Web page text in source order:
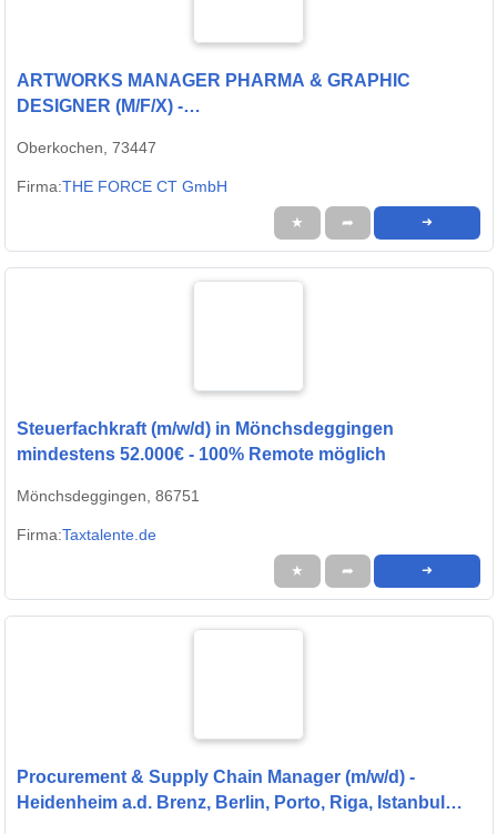
ARTWORKS MANAGER PHARMA & GRAPHIC
DESIGNER (M/F/X) -
Oberkochen, 73447
Firma:THE FORCE CT GmbH
★ ➦ ➜
Steuerfachkraft (m/w/d) in Mönchsdeggingen
mindestens 52.000€ - 100% Remote möglich
Mönchsdeggingen, 86751
Firma:Taxtalente.de
★ ➦ ➜
Procurement & Supply Chain Manager (m/w/d) -
Heidenheim a.d. Brenz, Berlin, Porto, Riga, Istanbul